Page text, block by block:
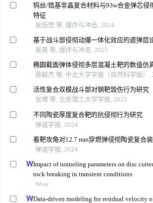
钨丝/锆基非晶复合材料与93w合金弹芯侵
特征
吴烁罡 等, 爆炸与冲击, 2024
基于战斗部侵彻动爆一体化效应的遮弹层
吴昊 等, 爆炸与冲击, 2025
椭圆截面弹体侵彻多层混凝土靶的数值仿
薛颖杰 等, 中北大学学报（自然科学版）,
活性复合双模战斗部对钢靶毁伤行为研究
张博 等, 北京理工大学学报, 2025
不同陶瓷厚度复合靶的抗侵彻行为研究
弹道学报, 2024
着靶攻角对12.7 mm穿燃弹侵彻陶瓷复合
弹道学报, 2024
Impact of tunneling parameters on disc
rock breaking in transient conditions
Wear
Data-driven modeling for residual velocity